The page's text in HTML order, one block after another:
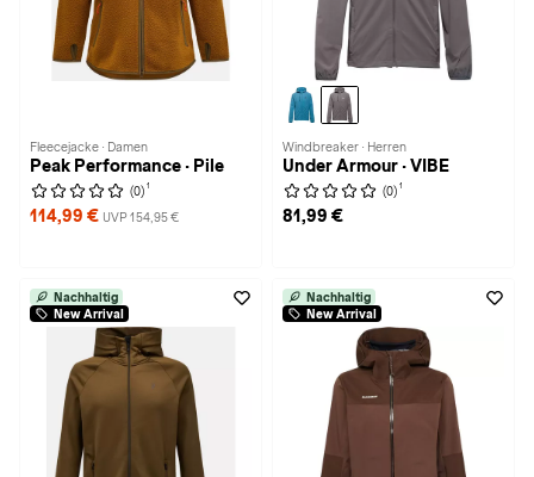
Fleecejacke · Damen
Peak Performance · Pile
(0) 1
114,99 € UVP 154,95 €
Windbreaker · Herren
Under Armour · VIBE
(0) 1
81,99 €
Nachhaltig
New Arrival
Nachhaltig
New Arrival